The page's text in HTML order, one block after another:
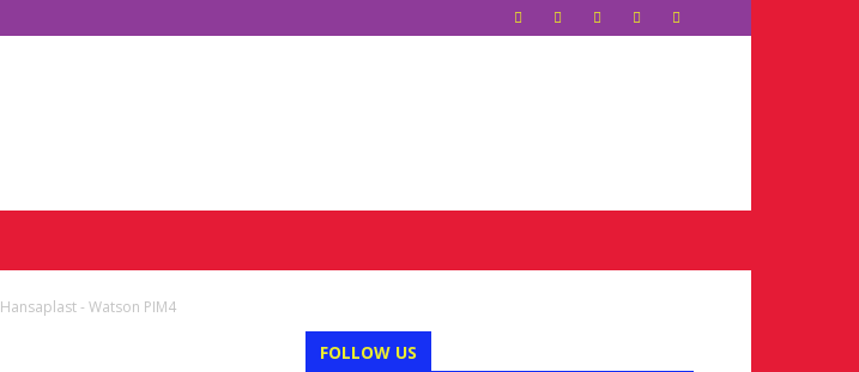
Hansaplast - Watson PIM4
FOLLOW US